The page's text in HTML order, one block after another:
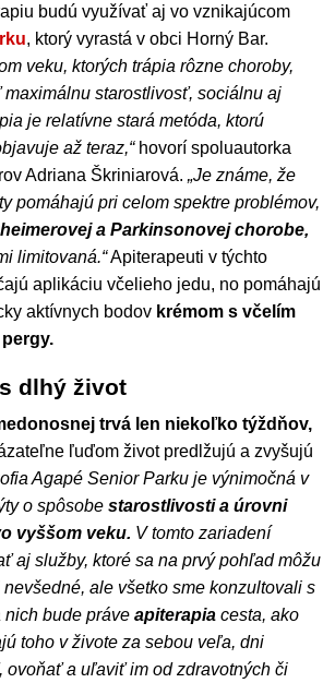
budú využívať aj vo vznikajúcom
, ktorý vyrastá v obci Horný Bar.
veku, ktorých trápia rôzne choroby,
starostlivosť, sociálnu aj
je relatívne stará metóda, ktorú
až teraz,“hovorí spoluautorka
Adriana Škriniarová. „Je známe, že
pomáhajú pri celom spektre problémov,
a Parkinsonovej chorobe,
limitovaná.“Apiterapeuti v týchto
aplikáciu včelieho jedu, no pomáhajú
aktívnych bodov krémom s včelím
dlhý život
trvá len niekoľko týždňov,
ľuďom život predlžujú a zvyšujú
Agapé Senior Parku je výnimočná v
o spôsobe starostlivosti a úrovni
vyššom veku. V tomto zariadení
aj služby, ktoré sa na prvý pohľad môžu
ale všetko sme konzultovali s
bude práve apiterapia cesta, ako
toho v živote za sebou veľa, dni
ovoňať a uľaviť im od zdravotných či